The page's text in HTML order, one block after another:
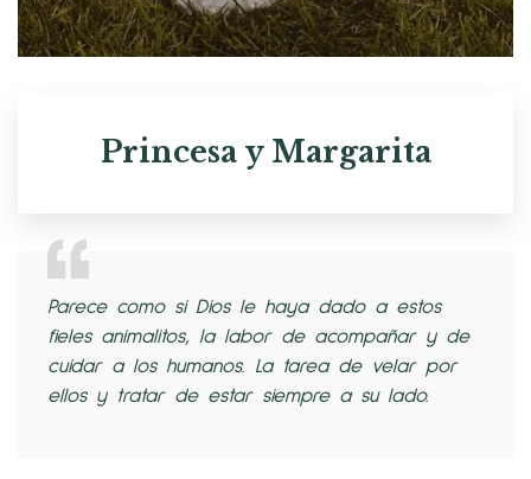
Princesa y Margarita
Parece como si Dios le haya dado a estos
fieles animalitos, la labor de acompañar y de
cuidar a los humanos. La tarea de velar por
ellos y tratar de estar siempre a su lado.